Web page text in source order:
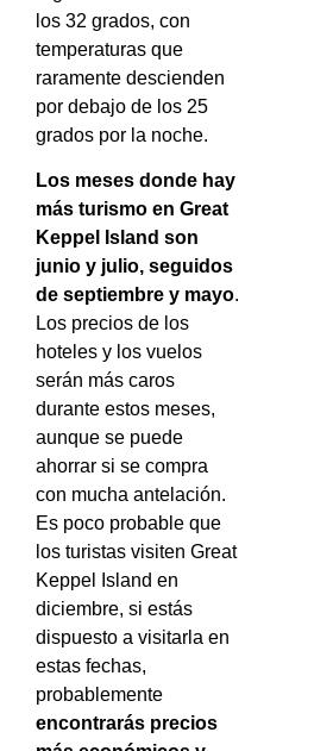
los 32 grados, con
temperaturas que
raramente descienden
por debajo de los 25
grados por la noche.
Los meses donde hay
más turismo en Great
Keppel Island son
junio y julio, seguidos
de septiembre y mayo.
Los precios de los
hoteles y los vuelos
serán más caros
durante estos meses,
aunque se puede
ahorrar si se compra
con mucha antelación.
Es poco probable que
los turistas visiten Great
Keppel Island en
diciembre, si estás
dispuesto a visitarla en
estas fechas,
probablemente
encontrarás precios